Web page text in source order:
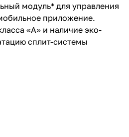
модуль* для управления
приложение.
«А» и наличие эко-
сплит-системы